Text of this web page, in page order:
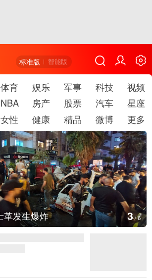
标准版 智能版
体育 娱乐 军事 科技
视频
NBA 房产 股票 汽车
星座
女性 健康 精品 微博 更多
图集
云南弥勒：欢庆火把节 4/6